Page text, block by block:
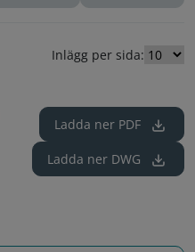
Inlägg per sida:
Ladda ner PDF
Ladda ner DWG